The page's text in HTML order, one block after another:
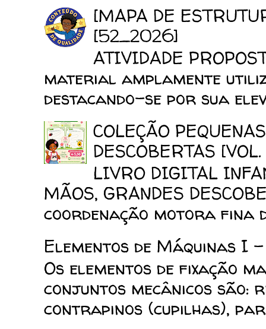
[MAPA DE
[52_2026]
ATIVIDADE
material amplamente
destacando-se por sua
COLEÇÃO
DESCOBERTAS [VOL.
LIVRO DIGITAL
MÃOS, GRANDES
coordenação motora fina
Elementos de Máquinas I
Os elementos de fixação
conjuntos mecânicos são:
contrapinos (cupilhas),